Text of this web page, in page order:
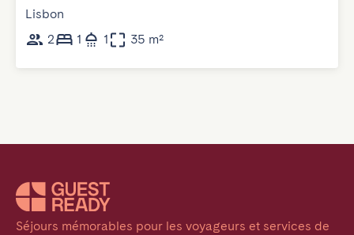
Lisbon
2
1 1 35 m²
Séjours mémorables pour les voyageurs et services de